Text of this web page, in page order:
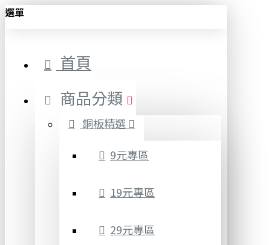
選單
首頁
商品分類
銅板精選
9元專區
19元專區
29元專區